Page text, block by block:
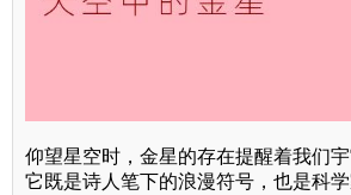
仰望星空时，金星的存在提醒着我们宇
它既是诗人笔下的浪漫符号，也是科